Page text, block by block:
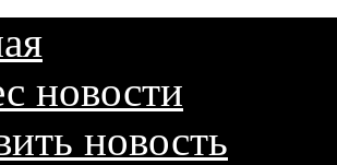
новости
новость